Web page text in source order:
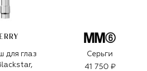
для глаз
Серьги
41 750 ₽